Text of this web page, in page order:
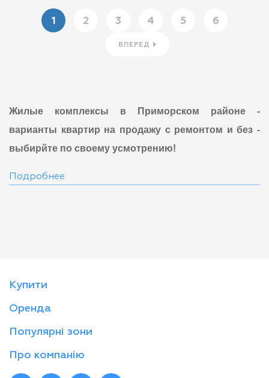
1 2 3 4 5 6
ВПЕРЕД
Жилые комплексы в Приморском районе -
варианты квартир на продажу с ремонтом и без -
выбирйте по своему усмотрению!
Подробнее
Купити
Оренда
Популярні зони
Про компанію